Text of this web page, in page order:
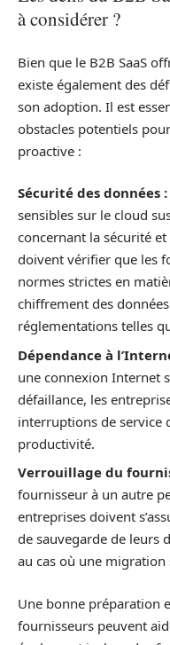
à considérer ?
Bien que le B2B SaaS
existe également des
son adoption. Il est
obstacles potentiels
proactive :
Sécurité des données :
sensibles sur le cloud
concernant la sécurité
doivent vérifier que les
normes strictes en
chiffrement des
réglementations telles
Dépendance à
une connexion Internet
défaillance, les
interruptions de service
productivité.
Verrouillage du
fournisseur à un autre
entreprises doivent
de sauvegarde de leurs
au cas où une migration
Une bonne préparation
fournisseurs peuvent